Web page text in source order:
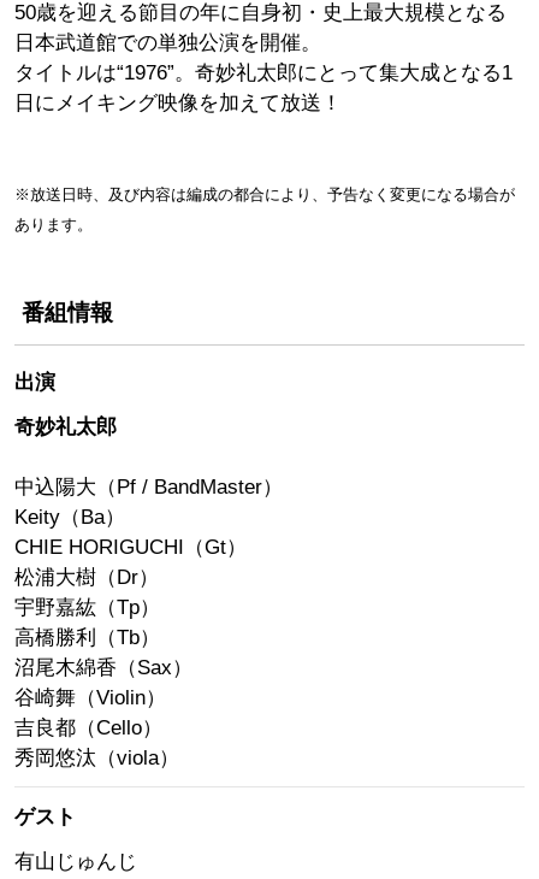
50歳を迎える節目の年に自身初・史上最大規模となる
日本武道館での単独公演を開催。
タイトルは“1976”。奇妙礼太郎にとって集大成となる1
日にメイキング映像を加えて放送！
※放送日時、及び内容は編成の都合により、予告なく変更になる場合が
あります。
番組情報
出演
奇妙礼太郎
中込陽大（Pf / BandMaster）
Keity（Ba）
CHIE HORIGUCHI（Gt）
松浦大樹（Dr）
宇野嘉紘（Tp）
高橋勝利（Tb）
沼尾木綿香（Sax）
谷崎舞（Violin）
吉良都（Cello）
秀岡悠汰（viola）
ゲスト
有山じゅんじ